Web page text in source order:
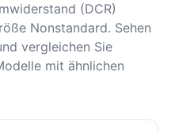
(DCR)
Nonstandard. Sehen
vergleichen Sie
mit ähnlichen